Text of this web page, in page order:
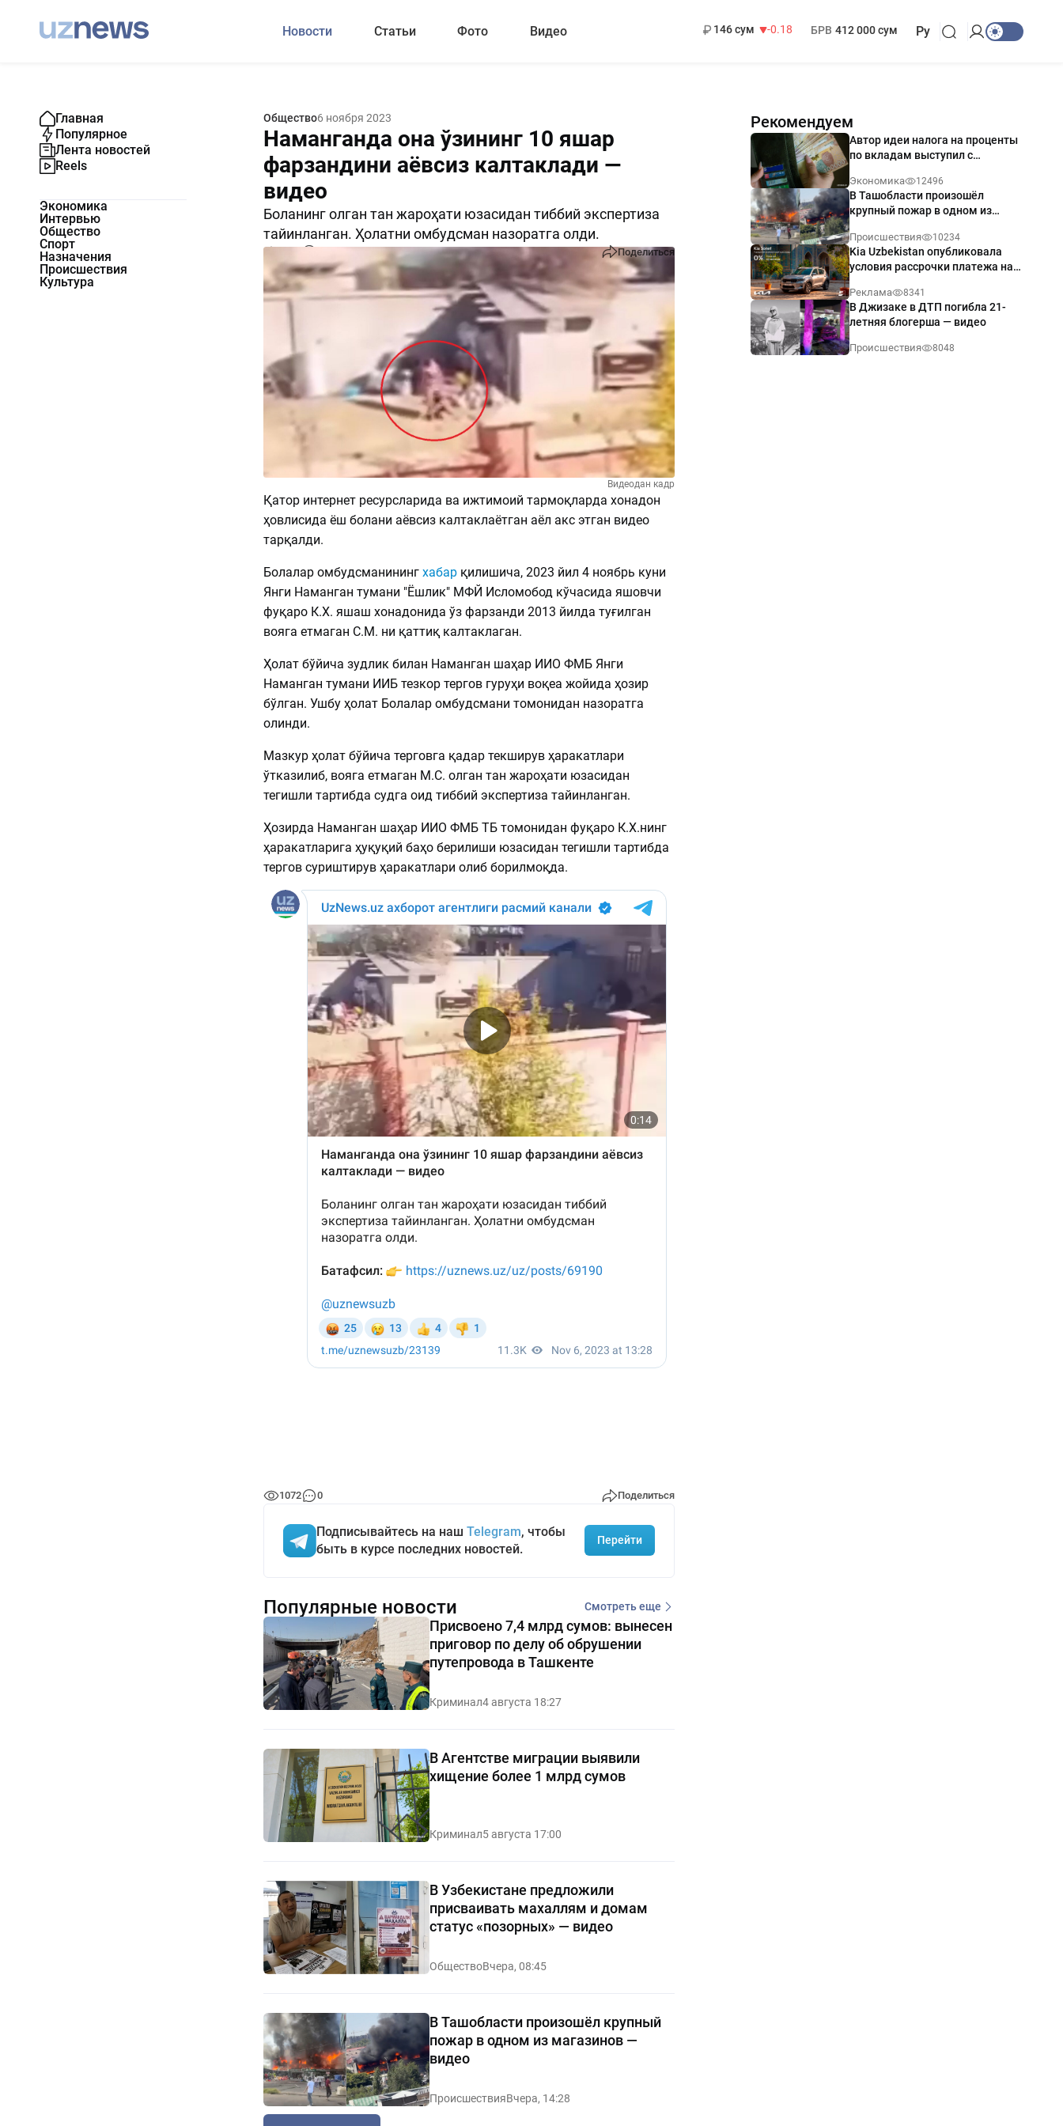
Новости Статьи Фото Видео
146 сум
-0.18
БРВ 412 000 сум Ру
Главная
Популярное
Лента новостей
Reels
Экономика
Интервью
Общество
Спорт
Назначения
Происшествия
Культура
Общество6 ноября 2023
Наманганда она ўзининг 10 яшар
фарзандини аёвсиз калтаклади —
видео
Боланинг олган тан жароҳати юзасидан тиббий экспертиза
тайинланган. Ҳолатни омбудсман назоратга олди.
Поделиться
Видеодан кадр
Қатор интернет ресурсларида ва ижтимоий тармоқларда хонадон
ҳовлисида ёш болани аёвсиз калтаклаётган аёл акс этган видео
тарқалди.
Болалар омбудсманининг хабар қилишича, 2023 йил 4 ноябрь куни
Янги Наманган тумани "Ёшлик" МФЙ Исломобод кўчасида яшовчи
фуқаро К.Х. яшаш хонадонида ўз фарзанди 2013 йилда туғилган
вояга етмаган С.М. ни қаттиқ калтаклаган.
Ҳолат бўйича зудлик билан Наманган шаҳар ИИО ФМБ Янги
Наманган тумани ИИБ тезкор тергов гуруҳи воқеа жойида ҳозир
бўлган. Ушбу ҳолат Болалар омбудсмани томонидан назоратга
олинди.
Мазкур ҳолат бўйича терговга қадар текширув ҳаракатлари
ўтказилиб, вояга етмаган М.С. олган тан жароҳати юзасидан
тегишли тартибда судга оид тиббий экспертиза тайинланган.
Ҳозирда Наманган шаҳар ИИО ФМБ ТБ томонидан фуқаро К.Х.нинг
ҳаракатларига ҳуқуқий баҳо берилиши юзасидан тегишли тартибда
тергов суриштирув ҳаракатлари олиб борилмоқда.
1072 0 Поделиться
Подписывайтесь на наш Telegram, чтобы
быть в курсе последних новостей.
Перейти
Рекомендуем
Автор идеи налога на проценты
по вкладам выступил с
Экономика 12496
В Ташобласти произошёл
крупный пожар в одном из
Происшествия 10234
Kia Uzbekistan опубликовала
условия рассрочки платежа на
годовых
Реклама 8341
В Джизаке в ДТП погибла 21-
летняя блогерша — видео
Происшествия 8048
Популярные новости Смотреть еще
Присвоено 7,4 млрд сумов: вынесен
приговор по делу об обрушении
путепровода в Ташкенте
Криминал4 августа 18:27
В Агентстве миграции выявили
хищение более 1 млрд сумов
Криминал5 августа 17:00
В Узбекистане предложили
присваивать махаллям и домам
статус «позорных» — видео
ОбществоВчера, 08:45
В Ташобласти произошёл крупный
пожар в одном из магазинов —
видео
ПроисшествияВчера, 14:28